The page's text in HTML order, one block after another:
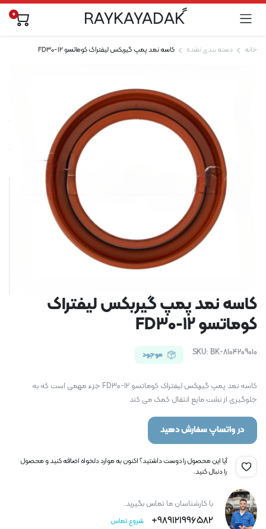
ًRAYKAYADAK 0
خانه دسته بندی نشده کاسه نمد پمپ گیربکس لیفتراک کوماتسو FD30-12
کاسه نمد پمپ گیربکس لیفتراک
کوماتسو FD30-12
SKU: BK-8104209010 موجود
کاسه نمد پمپ گیربکس لیفتراک کوماتسو FD30-12 جزء مهمی است که به
جلوگیری از نشت مایع انتقال کمک می کند
در واتساپ سفارش دهید
آیا این محصول را دوست داشتید؟ اکنون به موارد دلخواه اضافه کنید و محصول
را دنبال کنید.
با کارشناسان ما تماس بگیرید.
989121996582+ شروع تماس